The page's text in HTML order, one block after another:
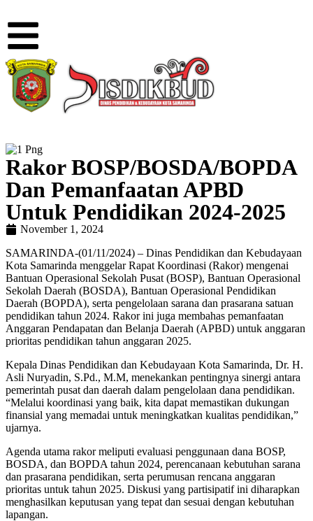
Rakor BOSP/BOSDA/BOPDA
Dan Pemanfaatan APBD
Untuk Pendidikan 2024-2025
November 1, 2024
SAMARINDA-(01/11/2024) – Dinas Pendidikan dan Kebudayaan
Kota Samarinda menggelar Rapat Koordinasi (Rakor) mengenai
Bantuan Operasional Sekolah Pusat (BOSP), Bantuan Operasional
Sekolah Daerah (BOSDA), Bantuan Operasional Pendidikan
Daerah (BOPDA), serta pengelolaan sarana dan prasarana satuan
pendidikan tahun 2024. Rakor ini juga membahas pemanfaatan
Anggaran Pendapatan dan Belanja Daerah (APBD) untuk anggaran
prioritas pendidikan tahun anggaran 2025.
Kepala Dinas Pendidikan dan Kebudayaan Kota Samarinda, Dr. H.
Asli Nuryadin, S.Pd., M.M, menekankan pentingnya sinergi antara
pemerintah pusat dan daerah dalam pengelolaan dana pendidikan.
“Melalui koordinasi yang baik, kita dapat memastikan dukungan
finansial yang memadai untuk meningkatkan kualitas pendidikan,”
ujarnya.
Agenda utama rakor meliputi evaluasi penggunaan dana BOSP,
BOSDA, dan BOPDA tahun 2024, perencanaan kebutuhan sarana
dan prasarana pendidikan, serta perumusan rencana anggaran
prioritas untuk tahun 2025. Diskusi yang partisipatif ini diharapkan
menghasilkan keputusan yang tepat dan sesuai dengan kebutuhan
lapangan.